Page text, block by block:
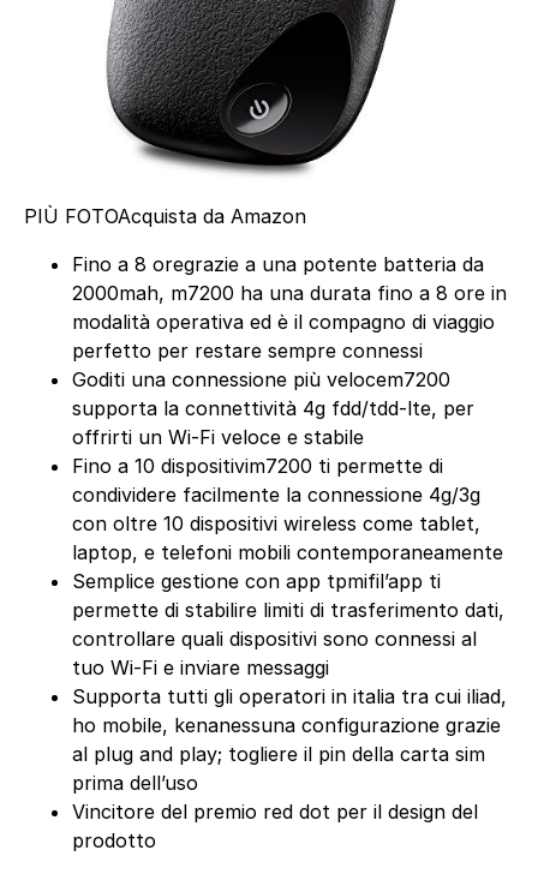
PIÙ FOTOAcquista da Amazon
Fino a 8 oregrazie a una potente batteria da
2000mah, m7200 ha una durata fino a 8 ore in
modalità operativa ed è il compagno di viaggio
perfetto per restare sempre connessi
Goditi una connessione più velocem7200
supporta la connettività 4g fdd/tdd-lte, per
offrirti un Wi-Fi veloce e stabile
Fino a 10 dispositivim7200 ti permette di
condividere facilmente la connessione 4g/3g
con oltre 10 dispositivi wireless come tablet,
laptop, e telefoni mobili contemporaneamente
Semplice gestione con app tpmifil’app ti
permette di stabilire limiti di trasferimento dati,
controllare quali dispositivi sono connessi al
tuo Wi-Fi e inviare messaggi
Supporta tutti gli operatori in italia tra cui iliad,
ho mobile, kenanessuna configurazione grazie
al plug and play; togliere il pin della carta sim
prima dell’uso
Vincitore del premio red dot per il design del
prodotto